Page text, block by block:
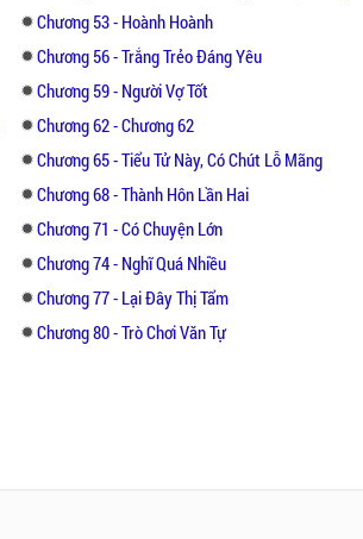
Chương 53 - Hoành Hoành
Chương 56 - Trắng Trẻo Đáng Yêu
Chương 59 - Người Vợ Tốt
Chương 62 - Chương 62
Chương 65 - Tiểu Tử Này, Có Chút Lỗ Mãng
Chương 68 - Thành Hôn Lần Hai
Chương 71 - Có Chuyện Lớn
Chương 74 - Nghĩ Quá Nhiều
Chương 77 - Lại Đây Thị Tẩm
Chương 80 - Trò Chơi Văn Tự